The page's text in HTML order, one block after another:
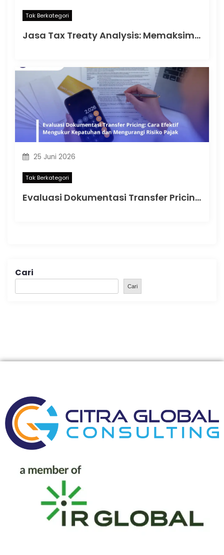
Tak Berkategori
Jasa Tax Treaty Analysis: Memaksimalkan Manfaat Perjanjian Pajak Internasional dan Mengurangi Risiko Pajak Lintas Negara
25 Juni 2026
Tak Berkategori
Evaluasi Dokumentasi Transfer Pricing: Cara Efektif Mengukur Kepatuhan dan Mengurangi Risiko Pajak
Cari
Cari